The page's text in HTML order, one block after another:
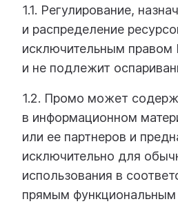
1.1. Регулирование,
и распределение
исключительным правом
и не подлежит
1.2. Промо может
в информационном
или ее партнеров и
исключительно для
использования в
прямым функциональным